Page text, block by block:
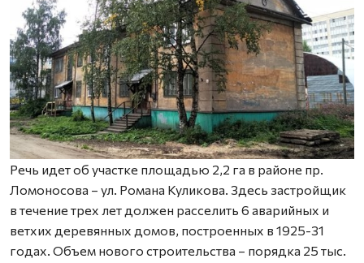
Речь идет об участке площадью 2,2 га в районе пр.
Ломоносова – ул. Романа Куликова. Здесь застройщик
в течение трех лет должен расселить 6 аварийных и
ветхих деревянных домов, построенных в 1925-31
годах. Объем нового строительства – порядка 25 тыс.